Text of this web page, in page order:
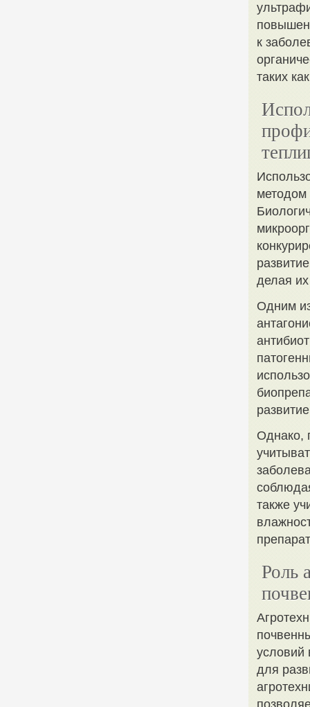
к
таких
методом
делая
Одним
Однако,
также
Роль
условий
для